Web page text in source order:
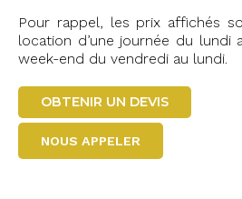
Pour rappel, les prix affichés
location d’une journée du lundi
week-end du vendredi au lundi.
OBTENIR UN DEVIS
NOUS APPELER